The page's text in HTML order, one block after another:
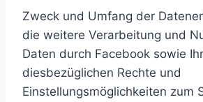
Zweck und Umfang der
die weitere Verarbeitung und
Daten durch Facebook sowie
diesbezüglichen Rechte und
Einstellungsmöglichkeiten zum